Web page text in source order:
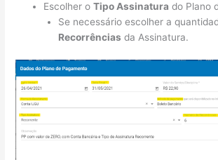
Escolher oTipo Assinatura do Plano
Se necessário escolher a
Recorrências da Assinatura.